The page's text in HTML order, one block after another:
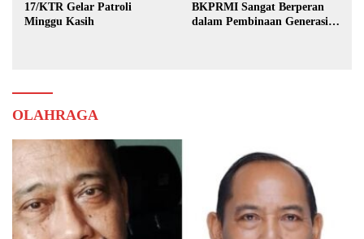
17/KTR Gelar Patroli
Minggu Kasih
BKPRMI Sangat Berperan
dalam Pembinaan Generasi
OLAHRAGA